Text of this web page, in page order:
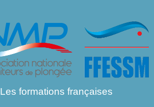
Les formations françaises